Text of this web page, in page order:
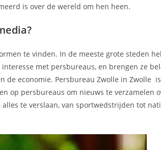
is over de wereld om hen heen.
te vinden. In de meeste grote steden
met persbureaus, en brengen ze
economie. Persbureau Zwolle in Zwolle
op persbureaus om nieuws te verzamelen
te verslaan, van sportwedstrijden tot